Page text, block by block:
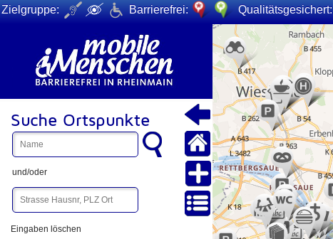
Zielgruppe: Barrierefrei: Qualitätsgesichert:
Suche Ortspunkte
und/oder
Eingaben löschen